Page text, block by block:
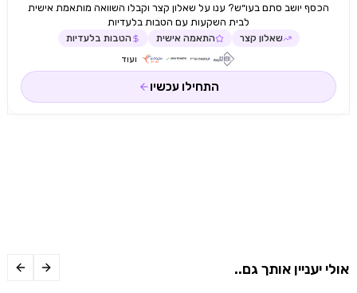
הכסף יושב סתם בעו״ש? ענו על שאלון קצר וקבלו השוואה מותאמת אישית
לבית השקעות עם הטבות בלעדיות
שאלון קצר התאמה אישית הטבות בלעדיות
ועוד
התחילו עכשיו
אולי יעניין אותך גם..